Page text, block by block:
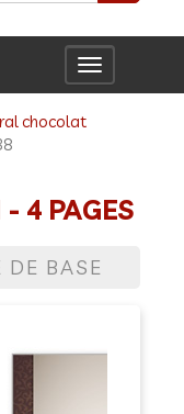
Toggle
navigation
chocolat
4 PAGES
DE BASE